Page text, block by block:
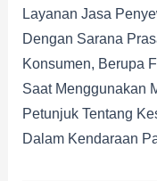
Layanan Jasa
Dengan Sarana
Konsumen, Berupa
Saat Menggunakan
Petunjuk Tentang
Dalam Kendaraan